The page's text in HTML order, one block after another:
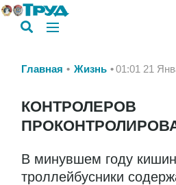
Главная Жизнь 01:01 21
КОНТРОЛЕРОВ
В минувшем году
троллейбусники